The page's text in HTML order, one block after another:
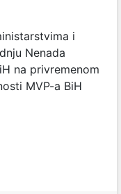
i
Nenada
na privremenom
MVP-a BiH